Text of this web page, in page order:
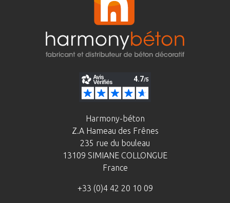
Harmony-béton
Z.A Hameau des Frênes
235 rue du bouleau
13109 SIMIANE COLLONGUE
France
+33 (0)4 42 20 10 09